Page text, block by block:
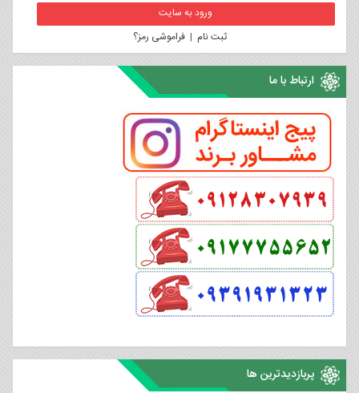
ثبت نام |فراموشی رمز؟
ارتباط با ما
پربازدیدترین ها